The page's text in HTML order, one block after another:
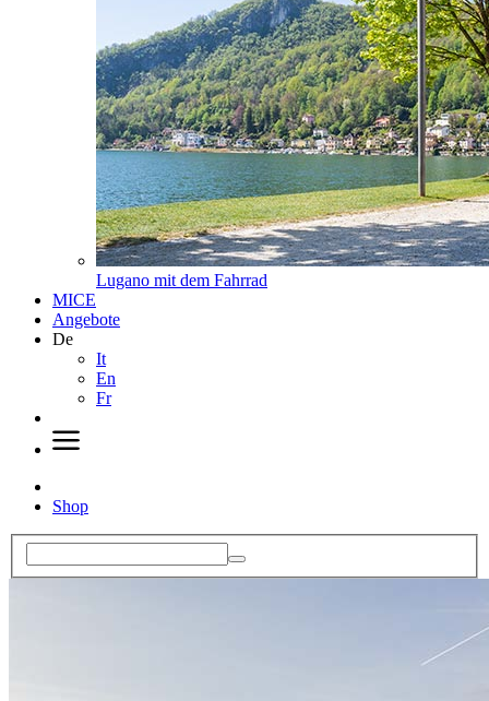
Lugano mit dem Fahrrad
MICE
Angebote
De
It
En
Fr
Shop